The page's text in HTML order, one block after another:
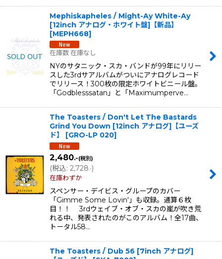
Mephiskapheles / Might-Ay White-Ay
[12inch アナログ・ホワイト盤]【新品】
[MEPH668]
在庫数 在庫なし
NYのサタニック・スカ・バンドが99年にリリー
スした3rdサアルバムがついにアナログレコード
でリリース！300枚の限定ホワイトビニール盤。
「Godblesssatan」と「Maximumperve…
The Toasters / Don't Let The Bastards
Grind You Down [12inch アナログ]【ユーズ
ド】
[GRO-LP 020]
2,480.-(税別)
(税込: 2,728.-)
在庫わずか
スペンサー・デイビス・グループのカバー
「Gimme Some Lovin'」も収録。通算６枚
目！！ 3rdウェイブ・オブ・スカの嵐が吹き荒
れる中、発表されたのがこのアルバム！全17曲、
トータル58…
The Toasters / Dub 56 [7inch アナログ]